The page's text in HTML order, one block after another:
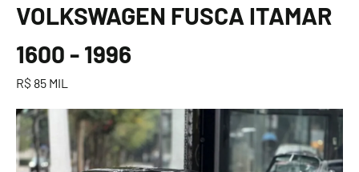
VOLKSWAGEN FUSCA ITAMAR
1600 - 1996
R$ 85 MIL